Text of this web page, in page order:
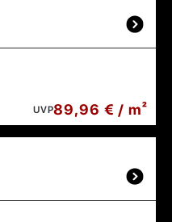
UVP89,96 € / m²